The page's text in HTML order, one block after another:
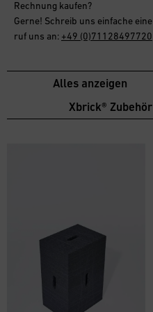
Rechnung kaufen?
Gerne! Schreib uns einfache eine
ruf uns an: +49 (0)71128497720
Alles anzeigen
Xbrick® Zubehör